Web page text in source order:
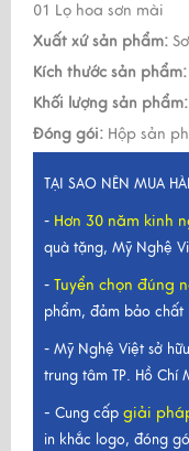
01 Lọ hoa sơn mài
Xuất xứ sản phẩm:
Kích thước sản phẩm:
Khối lượng sản phẩm:
Đóng gói: Hộp sản
TẠI SAO NÊN MUA
- Hơn 30 năm kinh
quà tặng, Mỹ Nghệ
- Tuyển chọn đúng
phẩm, đảm bảo chất
- Mỹ Nghệ Việt sở
trung tâm TP. Hồ Chí
- Cung cấp giải
in khắc logo, đóng